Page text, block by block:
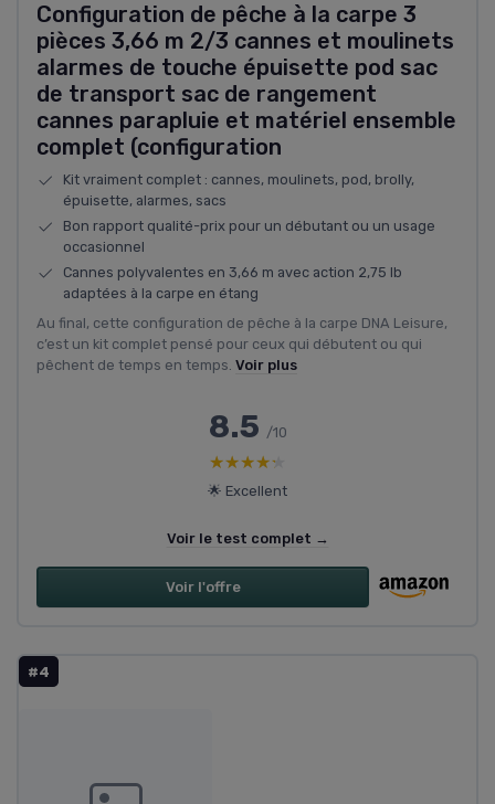
Configuration de pêche à la carpe 3
pièces 3,66 m 2/3 cannes et moulinets
alarmes de touche épuisette pod sac
de transport sac de rangement
cannes parapluie et matériel ensemble
complet (configuration
Kit vraiment complet : cannes, moulinets, pod, brolly,
épuisette, alarmes, sacs
Bon rapport qualité-prix pour un débutant ou un usage
occasionnel
Cannes polyvalentes en 3,66 m avec action 2,75 lb
adaptées à la carpe en étang
Au final, cette configuration de pêche à la carpe DNA Leisure,
c’est un kit complet pensé pour ceux qui débutent ou qui
pêchent de temps en temps. Voir plus
8.5 /10
★★★★★
★★★★★
🌟 Excellent
Voir le test complet →
Voir l'offre
#4